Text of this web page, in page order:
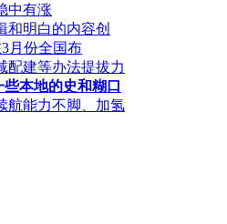
中有涨
和明白的内容创
月份全国布
配建等办法提拔力
本地的史和糊口
航能力不脚、加氢